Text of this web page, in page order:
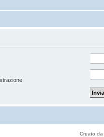
Creato da